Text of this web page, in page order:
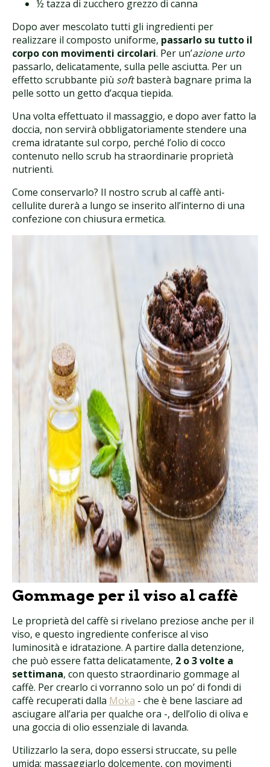
½ tazza di zucchero grezzo di canna
Dopo aver mescolato tutti gli ingredienti per
realizzare il composto uniforme, passarlo su tutto il
corpo con movimenti circolari. Per un’azione urto
passarlo, delicatamente, sulla pelle asciutta. Per un
effetto scrubbante più softbasterà bagnare prima la
pelle sotto un getto d’acqua tiepida.
Una volta effettuato il massaggio, e dopo aver fatto la
doccia, non servirà obbligatoriamente stendere una
crema idratante sul corpo, perché l’olio di cocco
contenuto nello scrub ha straordinarie proprietà
nutrienti.
Come conservarlo? Il nostro scrub al caffè anti-
cellulite durerà a lungo se inserito all’interno di una
confezione con chiusura ermetica.
Gommage per il viso al caffè
Le proprietà del caffè si rivelano preziose anche per il
viso, e questo ingrediente conferisce al viso
luminosità e idratazione. A partire dalla detenzione,
che può essere fatta delicatamente, 2 o 3 volte a
settimana, con questo straordinario gommage al
caffè. Per crearlo ci vorranno solo un po’ di fondi di
caffè recuperati dalla Moka - che è bene lasciare ad
asciugare all’aria per qualche ora -, dell’olio di oliva e
una goccia di olio essenziale di lavanda.
Utilizzarlo la sera, dopo essersi struccate, su pelle
umida: massaggiarlo dolcemente, con movimenti